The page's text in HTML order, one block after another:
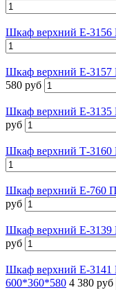
Шкаф верхний Е-3156
Шкаф верхний Е-3157
580 руб
Шкаф верхний Е-3135
руб
Шкаф верхний Т-3160
Шкаф верхний Е-760
руб
Шкаф верхний Е-3139
руб
Шкаф верхний Е-3141
600*360*580 4 380 руб